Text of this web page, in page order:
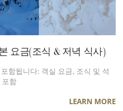
요금(조식 & 저녁 식사)
함됩니다: 객실 요금, 조식 및 석
포함
LEARN MORE